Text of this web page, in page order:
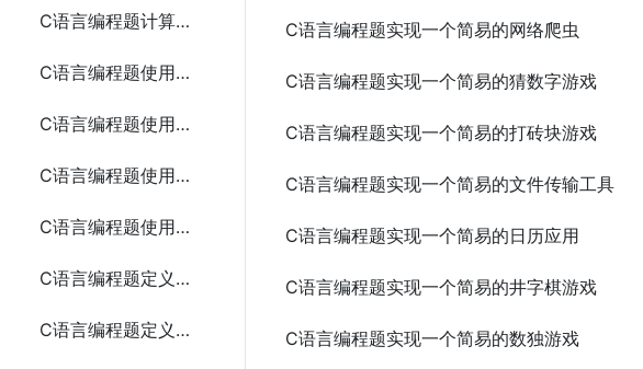
C语言编程题计算动态分配内存存储n个整数的和
C语言编程题使用指针和函数计算两个整数的最大公约数
C语言编程题使用指针和函数实现字符串的连接
C语言编程题使用指针和函数查找字符串中的字符
C语言编程题使用指针和函数排序数组
C语言编程题定义时间、学生和复数结构体
C语言编程题定义矩形、日期和员工结构体
C语言编程题实现一个简易的网络爬虫
C语言编程题实现一个简易的猜数字游戏
C语言编程题实现一个简易的打砖块游戏
C语言编程题实现一个简易的文件传输工具
C语言编程题实现一个简易的日历应用
C语言编程题实现一个简易的井字棋游戏
C语言编程题实现一个简易的数独游戏